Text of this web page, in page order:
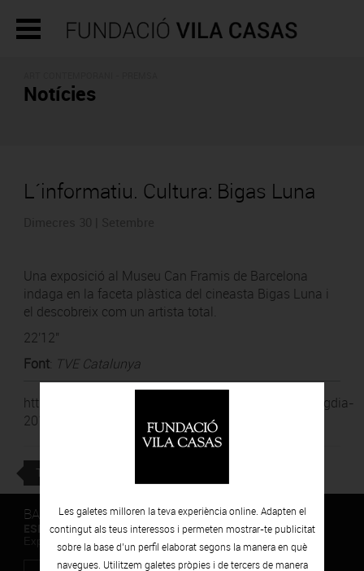
Notícies
L´informatiu. Cultura: Bigas Luna
Una exposició al Museu Can Framis de Barcelona
indaga en la faceta plàstica del cineasta Bigas Luna i
el descobreix com un artista total.
22'12''
Font: TVE Catalunya
http://www.rtve.es/alacarta/videos/linformatiu/infmigdia-
20150930-1355/3305841/
TORNAR
BARCELONA
ESPAIS VOLART
Exposicions Temporals d'Art Contemporani
Les galetes milloren la teva experiència online. Adapten el
contingut als teus interessos i permeten mostrar-te publicitat
sobre la base d’un perfil elaborat segons la manera en què
navegues. Utilitzem galetes pròpies i de tercers de manera